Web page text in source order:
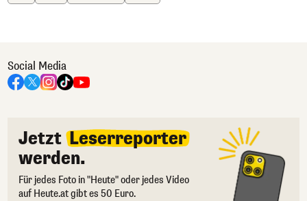
Social Media
Jetzt Leserreporter
werden.
Für jedes Foto in "Heute" oder jedes Video
auf Heute.at gibt es 50 Euro.